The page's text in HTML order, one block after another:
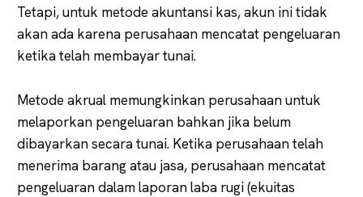
Tetapi, untuk metode akuntansi kas, akun ini tidak
akan ada karena perusahaan mencatat pengeluaran
ketika telah membayar tunai.
Metode akrual memungkinkan perusahaan untuk
melaporkan pengeluaran bahkan jika belum
dibayarkan secara tunai. Ketika perusahaan telah
menerima barang atau jasa, perusahaan mencatat
pengeluaran dalam laporan laba rugi (ekuitas